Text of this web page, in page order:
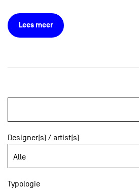
Lees meer
Designer(s) / artist(s)
Typologie